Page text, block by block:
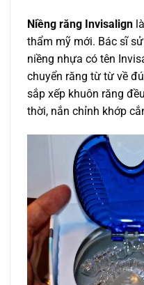
Niềng răng Invisalign
thẩm mỹ mới. Bác sĩ
niềng nhựa có tên
chuyển răng từ từ về
sắp xếp khuôn răng
thời, nắn chỉnh khớp